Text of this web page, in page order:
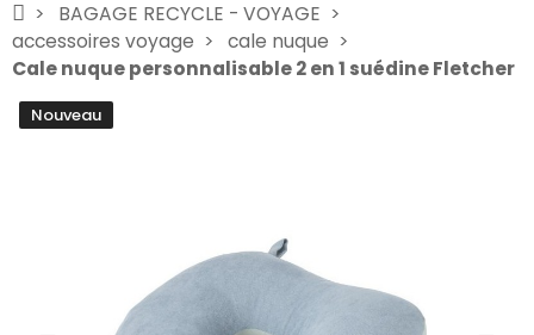
BAGAGE RECYCLE - VOYAGE
accessoires voyage
cale nuque
Cale nuque personnalisable 2 en 1 suédine Fletcher
Nouveau